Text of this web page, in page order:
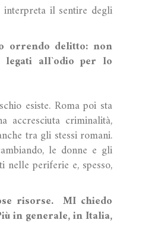
il sentire degli
orrendo delitto: non
all`odio per lo
esiste. Roma poi sta
accresciuta criminalità,
tra gli stessi romani.
le donne e gli
periferie e, spesso,
risorse. MI chiedo
in generale, in Italia,